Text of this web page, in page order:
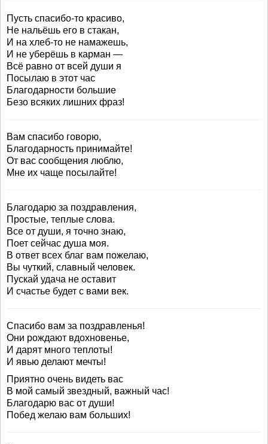
Пусть спасибо-то красиво,
Не нальёшь его в стакан,
И на хлеб-то не намажешь,
И не уберёшь в карман —
Всё равно от всей души я
Посылаю в этот час
Благодарности большие
Безо всяких лишних фраз!
Вам спасибо говорю,
Благодарность принимайте!
От вас сообщения люблю,
Мне их чаще посылайте!
Благодарю за поздравления,
Простые, теплые слова.
Все от души, я точно знаю,
Поет сейчас душа моя.
В ответ всех благ вам пожелаю,
Вы чуткий, славный человек.
Пускай удача не оставит
И счастье будет с вами век.
Спасибо вам за поздравленья!
Они рождают вдохновенье,
И дарят много теплоты!
И явью делают мечты!
Приятно очень видеть вас
В мой самый звездный, важный час!
Благодарю вас от души!
Побед желаю вам больших!